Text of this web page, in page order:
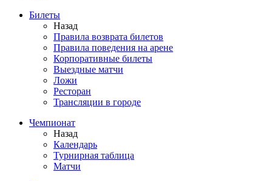
Билеты
Назад
Правила возврата билетов
Правила поведения на арене
Корпоративные билеты
Выездные матчи
Ложи
Ресторан
Трансляции в городе
Чемпионат
Назад
Календарь
Турнирная таблица
Матчи